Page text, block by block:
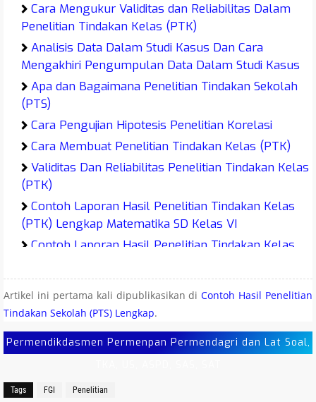
Cara Mengukur Validitas dan Reliabilitas Dalam
Penelitian Tindakan Kelas (PTK)
Analisis Data Dalam Studi Kasus Dan Cara
Mengakhiri Pengumpulan Data Dalam Studi Kasus
Apa dan Bagaimana Penelitian Tindakan Sekolah
(PTS)
Cara Pengujian Hipotesis Penelitian Korelasi
Cara Membuat Penelitian Tindakan Kelas (PTK)
Validitas Dan Reliabilitas Penelitian Tindakan Kelas
(PTK)
Contoh Laporan Hasil Penelitian Tindakan Kelas
(PTK) Lengkap Matematika SD Kelas VI
Contoh Laporan Hasil Penelitian Tindakan Kelas
Contoh Laporan Hasil Penelitian Tindakan Kelas
(PTK) IPS SD Kelas IV
Contoh Laporan Hasil Penelitian Tindakan Kelas
(PTK) PAI SD Kelas V
(PTK) IPS SD Kelas V
Artikel ini pertama kali dipublikasikan diContoh Hasil Penelitian
Tindakan Sekolah (PTS) Lengkap.
Permendikdasmen Permenpan Permendagri dan Lat Soal,
Tags FGI Penelitian